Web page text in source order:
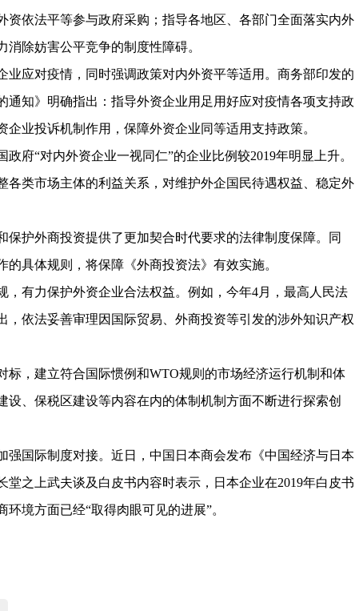
依法平等参与政府采购；指导各地区、各部门全面落实内外
除妨害公平竞争的制度性障碍。
应对疫情，同时强调政策对内外资平等适用。商务部印发的
通知》明确指出：指导外资企业用足用好应对疫情各项支持政
业投诉机制作用，保障外资企业同等适用支持政策。
府“对内外资企业一视同仁”的企业比例较2019年明显上升。
类市场主体的利益关系，对维护外企国民待遇权益、稳定外
保护外商投资提供了更加契合时代要求的法律制度保障。同
具体规则，将保障《外商投资法》有效实施。
有力保护外资企业合法权益。例如，今年4月，最高人民法
依法妥善审理因国际贸易、外商投资等引发的涉外知识产权
，建立符合国际惯例和WTO规则的市场经济运行机制和体
、保税区建设等内容在内的体制机制方面不断进行探索创
国际制度对接。近日，中国日本商会发布《中国经济与日本
之上武夫谈及白皮书内容时表示，日本企业在2019年白皮书
境方面已经“取得肉眼可见的进展”。